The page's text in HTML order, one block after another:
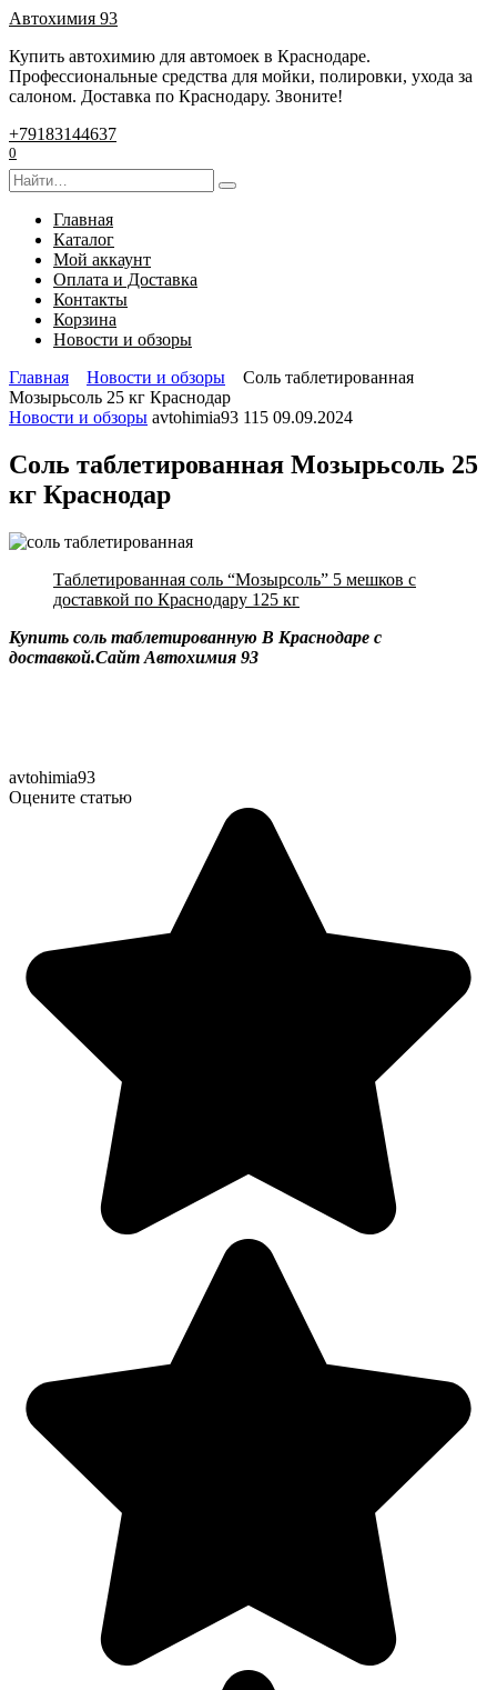
Перейти
содержанию
Автохимия 93
Купить автохимию для автомоек в Краснодаре.
Профессиональные средства для мойки, полировки, ухода за
салоном. Доставка по Краснодару. Звоните!
+79183144637
0
Search
for:
Главная
Каталог
Мой аккаунт
Оплата и Доставка
Контакты
Корзина
Новости и обзоры
Главная
Новости и обзоры
Соль таблетированная
Мозырьсоль 25 кг Краснодар
Новости и обзоры avtohimia93 115 09.09.2024
Соль таблетированная Мозырьсоль 25
кг Краснодар
Таблетированная соль “Мозырсоль” 5 мешков с
доставкой по Краснодару 125 кг
Купить соль таблетированную В Краснодаре с
доставкой.Сайт Автохимия 93
avtohimia93
Оцените статью